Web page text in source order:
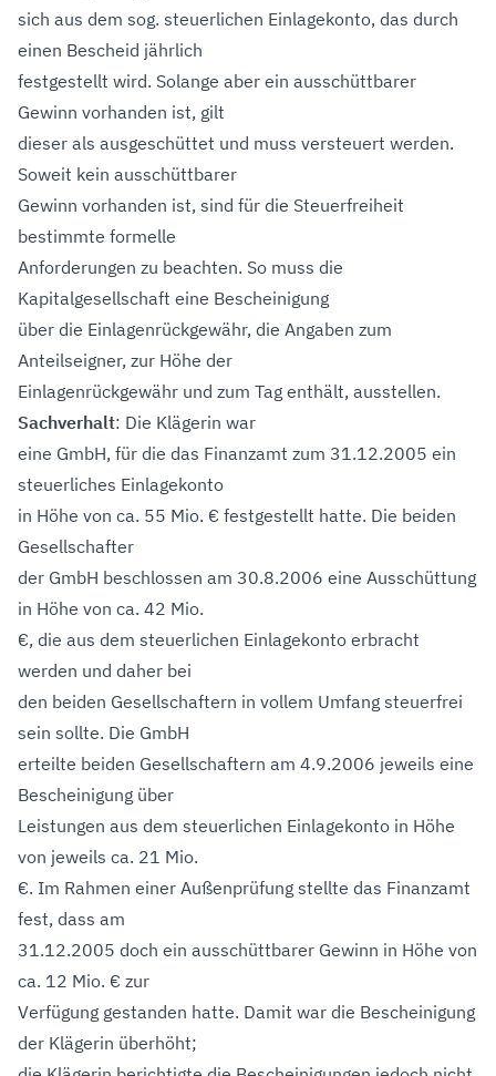
sich aus dem sog. steuerlichen Einlagekonto, das durch
einen Bescheid jährlich
festgestellt wird. Solange aber ein ausschüttbarer
Gewinn vorhanden ist, gilt
dieser als ausgeschüttet und muss versteuert werden.
Soweit kein ausschüttbarer
Gewinn vorhanden ist, sind für die Steuerfreiheit
bestimmte formelle
Anforderungen zu beachten. So muss die
Kapitalgesellschaft eine Bescheinigung
über die Einlagenrückgewähr, die Angaben zum
Anteilseigner, zur Höhe der
Einlagenrückgewähr und zum Tag enthält, ausstellen.
Sachverhalt: Die Klägerin war
eine GmbH, für die das Finanzamt zum 31.12.2005 ein
steuerliches Einlagekonto
in Höhe von ca. 55 Mio. € festgestellt hatte. Die beiden
Gesellschafter
der GmbH beschlossen am 30.8.2006 eine Ausschüttung
in Höhe von ca. 42 Mio.
€, die aus dem steuerlichen Einlagekonto erbracht
werden und daher bei
den beiden Gesellschaftern in vollem Umfang steuerfrei
sein sollte. Die GmbH
erteilte beiden Gesellschaftern am 4.9.2006 jeweils eine
Bescheinigung über
Leistungen aus dem steuerlichen Einlagekonto in Höhe
von jeweils ca. 21 Mio.
€. Im Rahmen einer Außenprüfung stellte das Finanzamt
fest, dass am
31.12.2005 doch ein ausschüttbarer Gewinn in Höhe von
ca. 12 Mio. € zur
Verfügung gestanden hatte. Damit war die Bescheinigung
der Klägerin überhöht;